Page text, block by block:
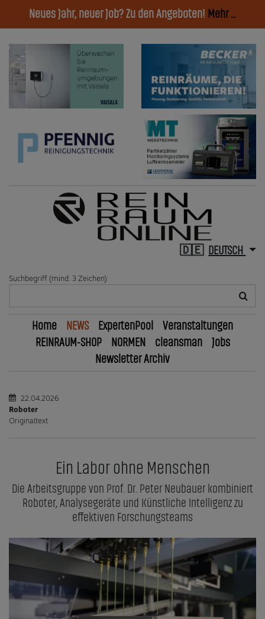
Neues Jahr, neuer Job? Zu den Angeboten! Mehr ...
DEUTSCH
Suchbegriff (mind. 3 Zeichen)
Home NEWS ExpertenPool
Veranstaltungen
REINRAUM-SHOP
NORMEN cleansman
Jobs
Newsletter Archiv
22.04.2026
Roboter
Originaltext
Ein Labor ohne Menschen
Die Arbeitsgruppe von Prof. Dr. Peter Neubauer kombiniert
Roboter, Analysegeräte und Künstliche Intelligenz zu
effektiven Forschungsteams